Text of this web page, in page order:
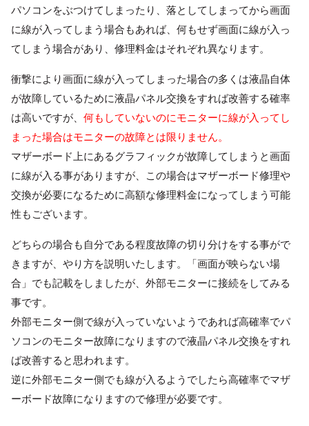
パソコンをぶつけてしまったり、落としてしまってから画面
に線が入ってしまう場合もあれば、何もせず画面に線が入っ
てしまう場合があり、修理料金はそれぞれ異なります。
衝撃により画面に線が入ってしまった場合の多くは液晶自体
が故障しているために液晶パネル交換をすれば改善する確率
は高いですが、 何もしていないのにモニターに線が入ってし
まった場合はモニターの故障とは限りません。
マザーボード上にあるグラフィックが故障してしまうと画面
に線が入る事がありますが、この場合はマザーボード修理や
交換が必要になるために高額な修理料金になってしまう可能
性もございます。
どちらの場合も自分である程度故障の切り分けをする事がで
きますが、やり方を説明いたします。「画面が映らない場
合」でも記載をしましたが、外部モニターに接続をしてみる
事です。
外部モニター側で線が入っていないようであれば高確率でパ
ソコンのモニター故障になりますので液晶パネル交換をすれ
ば改善すると思われます。
逆に外部モニター側でも線が入るようでしたら高確率でマザ
ーボード故障になりますので修理が必要です。